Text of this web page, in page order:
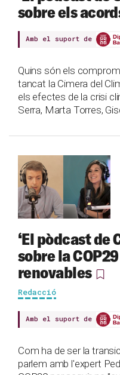
sobre els
Amb el suport de
Quins són els
tancat la Cimera del
els efectes de la crisi
Serra, Marta Torres,
‘El pòdcast de
sobre la
renovables
Redacció
Amb el suport de
Com ha de ser la
parlem amb l'expert